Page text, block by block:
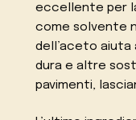
eccellente per
come solvente
dell’aceto aiuta
dura e altre
pavimenti,